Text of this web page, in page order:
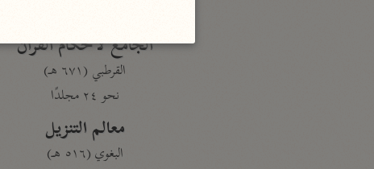
الجامع لأحكام القرآن
القرطبي (٦٧١ هـ)
نحو ٢٤ مجلدًا
معالم التنزيل
البغوي (٥١٦ هـ)